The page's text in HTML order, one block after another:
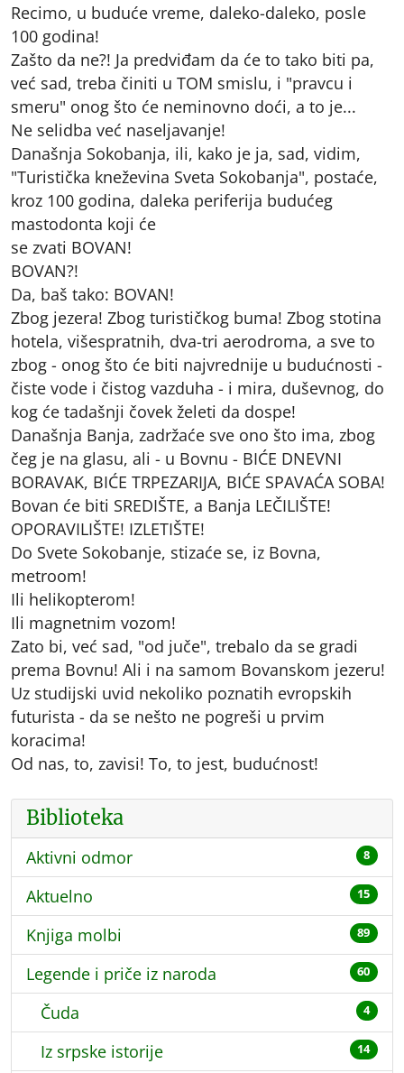
Recimo, u buduće vreme, daleko-daleko, posle
100 godina!
Zašto da ne?! Ja predviđam da će to tako biti pa,
već sad, treba činiti u TOM smislu, i "pravcu i
smeru" onog što će neminovno doći, a to je...
Ne selidba već naseljavanje!
Današnja Sokobanja, ili, kako je ja, sad, vidim,
"Turistička kneževina Sveta Sokobanja", postaće,
kroz 100 godina, daleka periferija budućeg
mastodonta koji će
se zvati BOVAN!
BOVAN?!
Da, baš tako: BOVAN!
Zbog jezera! Zbog turističkog buma! Zbog stotina
hotela, višespratnih, dva-tri aerodroma, a sve to
zbog - onog što će biti najvrednije u budućnosti -
čiste vode i čistog vazduha - i mira, duševnog, do
kog će tadašnji čovek želeti da dospe!
Današnja Banja, zadržaće sve ono što ima, zbog
čeg je na glasu, ali - u Bovnu - BIĆE DNEVNI
BORAVAK, BIĆE TRPEZARIJA, BIĆE SPAVAĆA SOBA!
Bovan će biti SREDIŠTE, a Banja LEČILIŠTE!
OPORAVILIŠTE! IZLETIŠTE!
Do Svete Sokobanje, stizaće se, iz Bovna,
metroom!
Ili helikopterom!
Ili magnetnim vozom!
Zato bi, već sad, "od juče", trebalo da se gradi
prema Bovnu! Ali i na samom Bovanskom jezeru!
Uz studijski uvid nekoliko poznatih evropskih
futurista - da se nešto ne pogreši u prvim
koracima!
Od nas, to, zavisi! To, to jest, budućnost!
Biblioteka
Aktivni odmor 8
Aktuelno 15
Knjiga molbi 89
Legende i priče iz naroda 60
Čuda 4
Iz srpske istorije 14